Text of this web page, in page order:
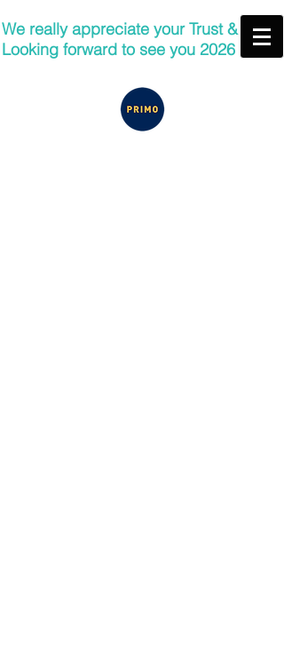
We really appreciate your Trust &
Looking forward to see you 2026